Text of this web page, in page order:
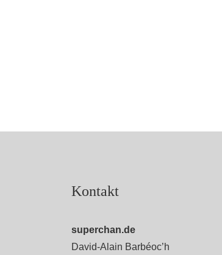
Kontakt
superchan.de
David-Alain Barbéoc’h